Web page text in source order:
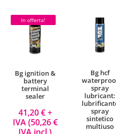
In offerta!
Bg ignition &
battery
terminal
sealer
41,20€+
IVA (50,26€
Bg hcf
spray
lubricant:
spray
sintetico
multiuso